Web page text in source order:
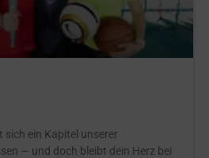
ein Kapitel unserer
— und doch bleibt dein Herz bei